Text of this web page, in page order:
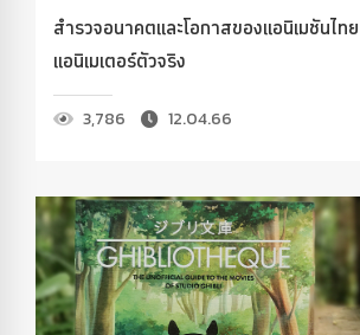
สำรวจอนาคตและโอกาสของแอนิเมชันไ
แอนิเมเตอร์ตัวจริง
3,786 12.04.66